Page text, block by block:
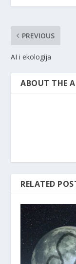
PREVIOUS
AI i ekologija
ABOUT THE
RELATED